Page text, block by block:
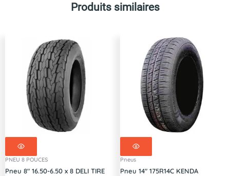
Produits similaires
PNEU 8 POUCES
Pneu 8″ 16.50-6.50 x 8 DELI TIRE
Pneus
Pneu 14″ 175R14C KENDA